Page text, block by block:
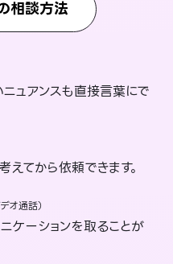
相談方法
ュアンスも直接言葉にで
えてから依頼できます。
オ通話）
ケーションを取ることが